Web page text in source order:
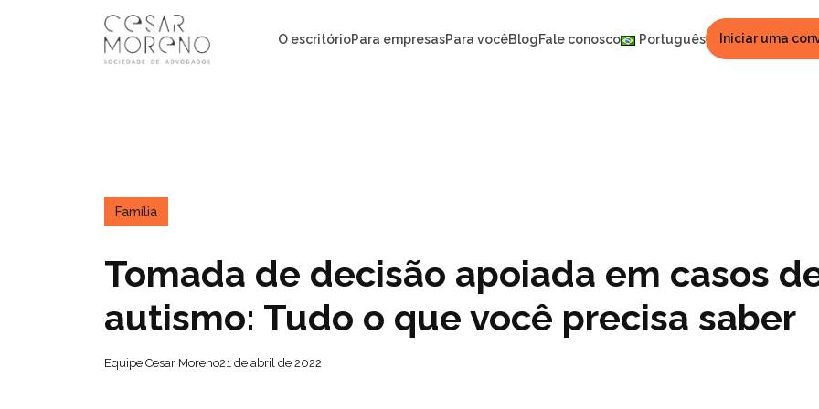
O escritórioPara empresasPara vocêBlogFale conosco Português Iniciar uma
Família
Tomada de decisão apoiada em casos
autismo: Tudo o que você precisa saber
Equipe Cesar Moreno21 de abril de 2022